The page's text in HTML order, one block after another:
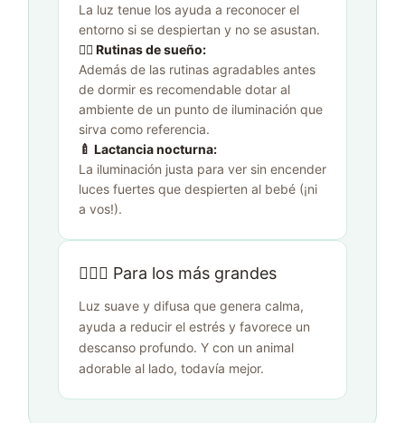
La luz tenue los ayuda a reconocer el
entorno si se despiertan y no se asustan.
👉🏻 Rutinas de sueño:
Además de las rutinas agradables antes
de dormir es recomendable dotar al
ambiente de un punto de iluminación que
sirva como referencia.
🍼 Lactancia nocturna:
La iluminación justa para ver sin encender
luces fuertes que despierten al bebé (¡ni
a vos!).
🙋🏻‍♀️ Para los más grandes
Luz suave y difusa que genera calma,
ayuda a reducir el estrés y favorece un
descanso profundo. Y con un animal
adorable al lado, todavía mejor.